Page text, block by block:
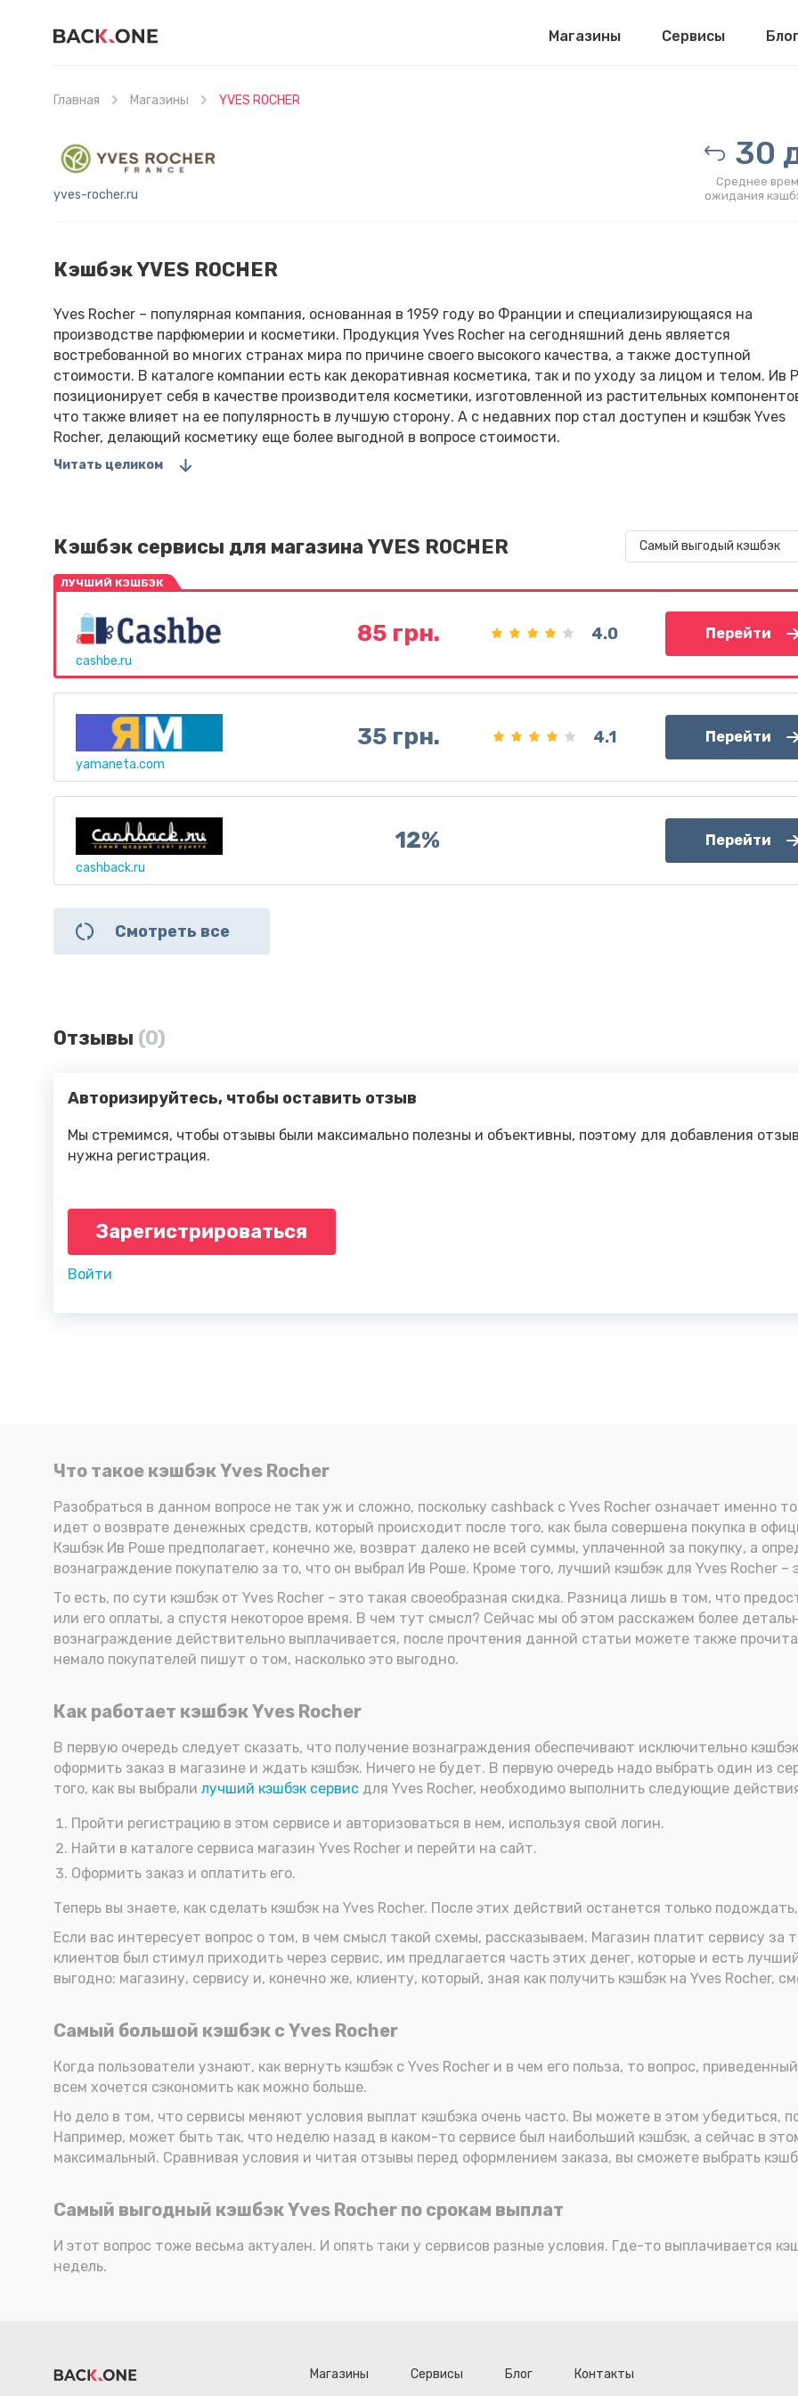
Магазины Сервисы
Главная Магазины YVES ROCHER
yves-rocher.ru
30
Среднее
ожидания
Кэшбэк YVES ROCHER
Yves Rocher – популярная компания, основанная в 1959 году во Франции и специализирующаяся на
производстве парфюмерии и косметики. Продукция Yves Rocher на сегодняшний день является
востребованной во многих странах мира по причине своего высокого качества, а также доступной
стоимости. В каталоге компании есть как декоративная косметика, так и по уходу за лицом и телом. Ив
позиционирует себя в качестве производителя косметики, изготовленной из растительных
что также влияет на ее популярность в лучшую сторону. А с недавних пор стал доступен и кэшбэк Yves
Rocher, делающий косметику еще более выгодной в вопросе стоимости.
Читать целиком
Кэшбэк сервисы для магазина YVES ROCHER Самый выгодый кэшбэк
ЛУЧШИЙ КЭШБЭК
cashbe.ru
85 грн. 4.0 Перейти
yamaneta.com
35 грн. 4.1 Перейти
cashback.ru
12% Перейти
Смотреть все
Отзывы (0)
Авторизируйтесь, чтобы оставить отзыв
Мы стремимся, чтобы отзывы были максимально полезны и объективны, поэтому для добавления
нужна регистрация.
Зарегистрироваться
Войти
Что такое кэшбэк Yves Rocher
Разобраться в данном вопросе не так уж и сложно, поскольку cashback с Yves Rocher означает именно
идет о возврате денежных средств, который происходит после того, как была совершена покупка в
Кэшбэк Ив Роше предполагает, конечно же, возврат далеко не всей суммы, уплаченной за покупку, а
вознаграждение покупателю за то, что он выбрал Ив Роше. Кроме того, лучший кэшбэк для Yves Rocher
То есть, по сути кэшбэк от Yves Rocher – это такая своеобразная скидка. Разница лишь в том, что
или его оплаты, а спустя некоторое время. В чем тут смысл? Сейчас мы об этом расскажем более
вознаграждение действительно выплачивается, после прочтения данной статьи можете также
немало покупателей пишут о том, насколько это выгодно.
Как работает кэшбэк Yves Rocher
В первую очередь следует сказать, что получение вознаграждения обеспечивают исключительно
оформить заказ в магазине и ждать кэшбэк. Ничего не будет. В первую очередь надо выбрать один из
того, как вы выбрали лучший кэшбэк сервис для Yves Rocher, необходимо выполнить следующие
Пройти регистрацию в этом сервисе и авторизоваться в нем, используя свой логин.
Найти в каталоге сервиса магазин Yves Rocher и перейти на сайт.
Оформить заказ и оплатить его.
Теперь вы знаете, как сделать кэшбэк на Yves Rocher. После этих действий останется только
Если вас интересует вопрос о том, в чем смысл такой схемы, рассказываем. Магазин платит сервису за
клиентов был стимул приходить через сервис, им предлагается часть этих денег, которые и есть
выгодно: магазину, сервису и, конечно же, клиенту, который, зная как получить кэшбэк на Yves Rocher,
Самый большой кэшбэк с Yves Rocher
Когда пользователи узнают, как вернуть кэшбэк с Yves Rocher и в чем его польза, то вопрос,
всем хочется сэкономить как можно больше.
Но дело в том, что сервисы меняют условия выплат кэшбэка очень часто. Вы можете в этом убедиться,
Например, может быть так, что неделю назад в каком-то сервисе был наибольший кэшбэк, а сейчас в
максимальный. Сравнивая условия и читая отзывы перед оформлением заказа, вы сможете выбрать
Самый выгодный кэшбэк Yves Rocher по срокам выплат
И этот вопрос тоже весьма актуален. И опять таки у сервисов разные условия. Где-то выплачивается
недель.
Магазины Сервисы Блог Контакты